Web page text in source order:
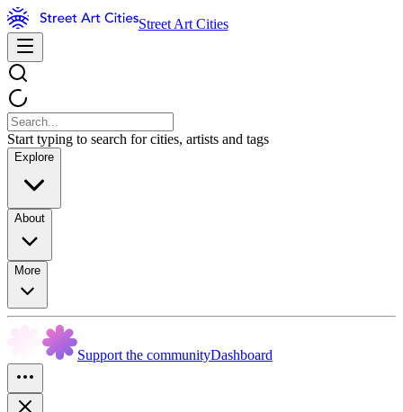
Street Art Cities
Start typing to search for cities, artists and tags
Explore
About
More
Support the communityDashboard